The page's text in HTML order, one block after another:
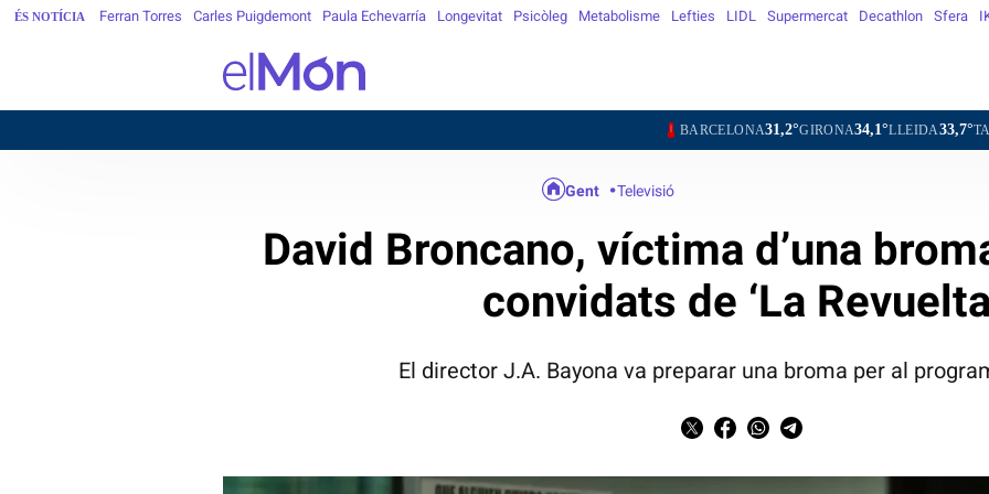
ÉS NOTÍCIA Ferran Torres Carles Puigdemont Paula Echevarría Longevitat Psicòleg Metabolisme Lefties LIDL Supermercat Decathlon Sfera
31,2°GIRONA34,1°LLEIDA33,7°TARRAGONA30,4°
Gent Televisió
David Broncano, víctima d’una
convidats de ‘La
El director J.A. Bayona va preparar una broma per al